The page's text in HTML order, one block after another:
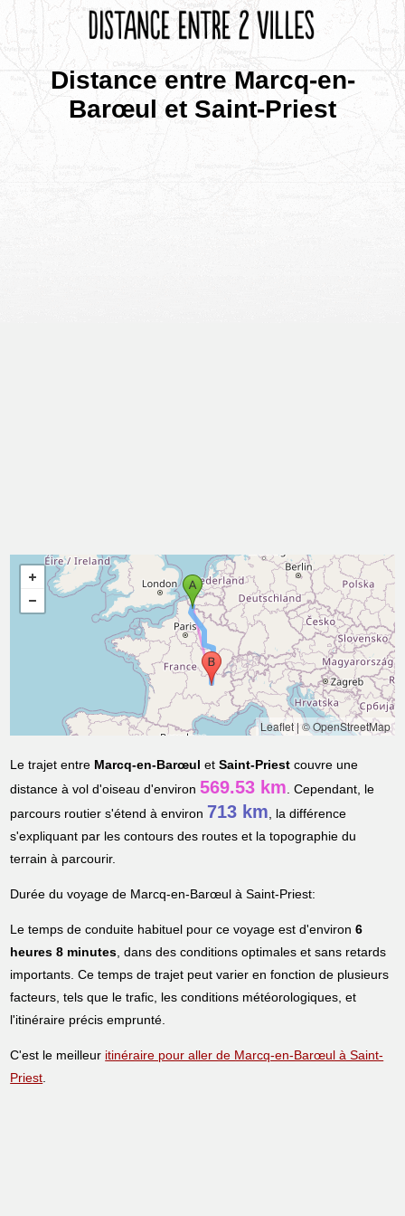
Distance entre Marcq-en-
Barœul et Saint-Priest
Leaflet| © OpenStreetMap
Le trajet entre Marcq-en-Barœul etSaint-Priest couvre une
distance à vol d'oiseau d'environ569.53 km. Cependant, le
parcours routier s'étend à environ 713 km, la différence
s'expliquant par les contours des routes et la topographie du
terrain à parcourir.
Durée du voyage de Marcq-en-Barœul à Saint-Priest:
Le temps de conduite habituel pour ce voyage est d'environ6
heures 8 minutes, dans des conditions optimales et sans retards
importants. Ce temps de trajet peut varier en fonction de plusieurs
facteurs, tels que le trafic, les conditions météorologiques, et
l'itinéraire précis emprunté.
C'est le meilleur itinéraire pour aller de Marcq-en-Barœul à Saint-
Priest.